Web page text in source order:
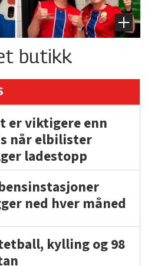
butikk
er viktigere enn
når elbilister
ladestopp
ned hver måned
kylling og 98